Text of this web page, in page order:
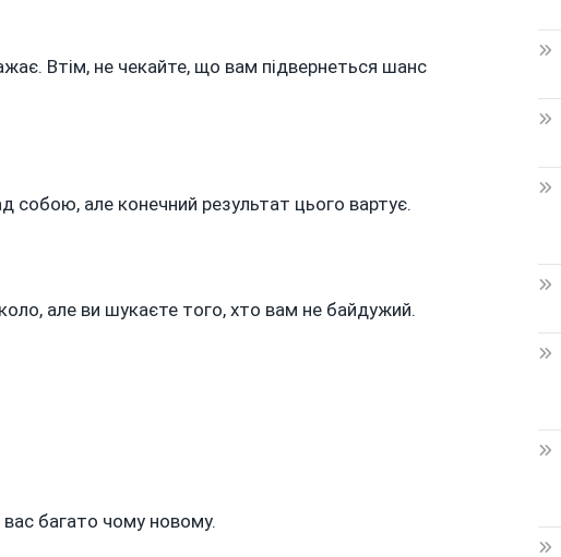
Втім, не чекайте, що вам підвернеться шанс
але конечний результат цього вартує.
але ви шукаєте того, хто вам не байдужий.
багато чому новому.